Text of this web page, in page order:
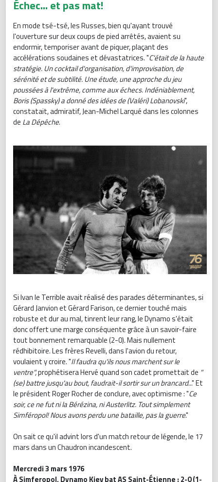
Échec... et pas mat!
En mode tsé-tsé, les Russes, bien qu'ayant trouvé
l'ouverture sur deux coups de pied arrêtés, avaient su
endormir, temporiser avant de piquer, plaçant des
accélérations soudaines et dévastatrices. "C'était de la haute
stratégie. Un cocktail d'organisation, d'improvisation, de
sérénité et de subtilité. Une étude, une approche du jeu
poussées à l'extrême, comme aux échecs. Indéniablement,
Boris (Spassky) a donné des idées de (Valéri) Lobanovski",
constatait, admiratif, Jean-Michel Larqué dans les colonnes
de La Dépêche.
Si Ivan le Terrible avait réalisé des parades déterminantes, si
Gérard Janvion et Gérard Farison, ce dernier touché mais
robuste et dur au mal, tinrent leur rang, le Dynamo s'était
donc offert une marge conséquente grâce à un savoir-faire
tout bonnement remarquable (2-0). Mais nullement
rédhibitoire. Les frères Revelli, dans l'avion du retour,
voulaient y croire. "Il faudra qu'ils nous marchent sur le
ventre",prophétisera Hervé quand son cadet promettait de "
(se) battre jusqu'au bout, faudrait-il sortir sur un brancard..." Et
le président Roger Rocher de conclure, avec optimisme : "Ce
soir, ce ne fut ni la Bérézina, ni Austerlitz. Tout simplement
Simféropol! Nous avons perdu une bataille, pas la guerre."
On sait ce qu'il advint lors d'un match retour de légende, le 17
mars dans un Chaudron incandescent.
Mercredi 3 mars 1976
À Simferopol, Dynamo Kiev bat AS Saint-Étienne : 2-0 (1-